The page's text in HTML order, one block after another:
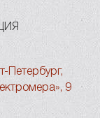
Петербург,
9